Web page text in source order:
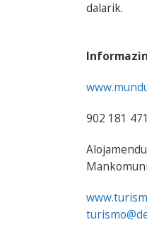
dalarik.
902 181 471